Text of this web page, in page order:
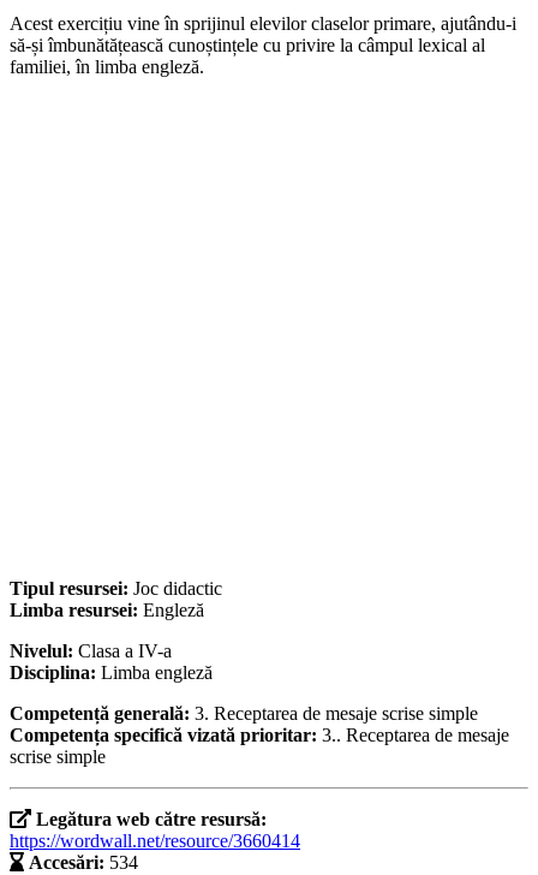
Acest exercițiu vine în sprijinul elevilor claselor primare, ajutându-i
să-și îmbunătățească cunoștințele cu privire la câmpul lexical al
familiei, în limba engleză.
Tipul resursei: Joc didactic
Limba resursei: Engleză
Nivelul: Clasa a IV-a
Disciplina: Limba engleză
Competență generală: 3. Receptarea de mesaje scrise simple
Competența specifică vizată prioritar: 3.. Receptarea de mesaje
scrise simple
Legătura web către resursă:
https://wordwall.net/resource/3660414
Accesări: 534